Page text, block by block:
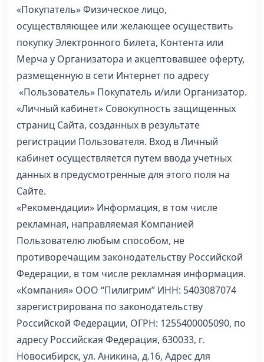
«Покупатель» Физическое лицо,
осуществляющее или желающее осуществить
покупку Электронного билета, Контента или
Мерча у Организатора и акцептовавшее оферту,
размещенную в сети Интернет по адресу
«Пользователь» Покупатель и/или Организатор.
«Личный кабинет» Совокупность защищенных
страниц Сайта, созданных в результате
регистрации Пользователя. Вход в Личный
кабинет осуществляется путем ввода учетных
данных в предусмотренные для этого поля на
Сайте.
«Рекомендации» Информация, в том числе
рекламная, направляемая Компанией
Пользователю любым способом, не
противоречащим законодательству Российской
Федерации, в том числе рекламная информация.
«Компания» ООО “Пилигрим” ИНН: 5403087074
зарегистрирована по законодательству
Российской Федерации, ОГРН: 1255400005090, по
адресу Российская Федерация, 630033, г.
Новосибирск, ул. Аникина, д.16, Адрес для